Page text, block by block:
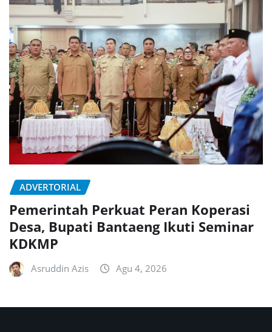
ADVERTORIAL
Pemerintah Perkuat Peran Koperasi
Desa, Bupati Bantaeng Ikuti Seminar
KDKMP
Asruddin Azis Agu 4, 2026